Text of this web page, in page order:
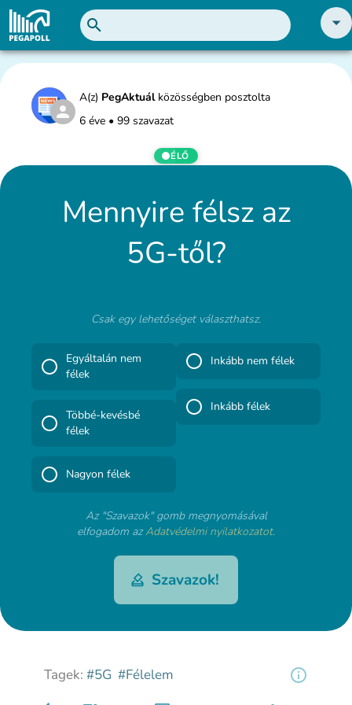
A(z) PegAktuálközösségben posztolta
6 éve • 99 szavazat
ÉLŐ
Mennyire félsz az
5G-től?
Csak egy lehetőséget választhatsz.
Egyáltalán nem
félek
Többé-kevésbé
félek
Nagyon félek
Inkább nem félek
Inkább félek
Az "Szavazok" gomb megnyomásával
elfogadom azAdatvédelmi nyilatkozatot.
Szavazok!
Tagek: #5G #Félelem